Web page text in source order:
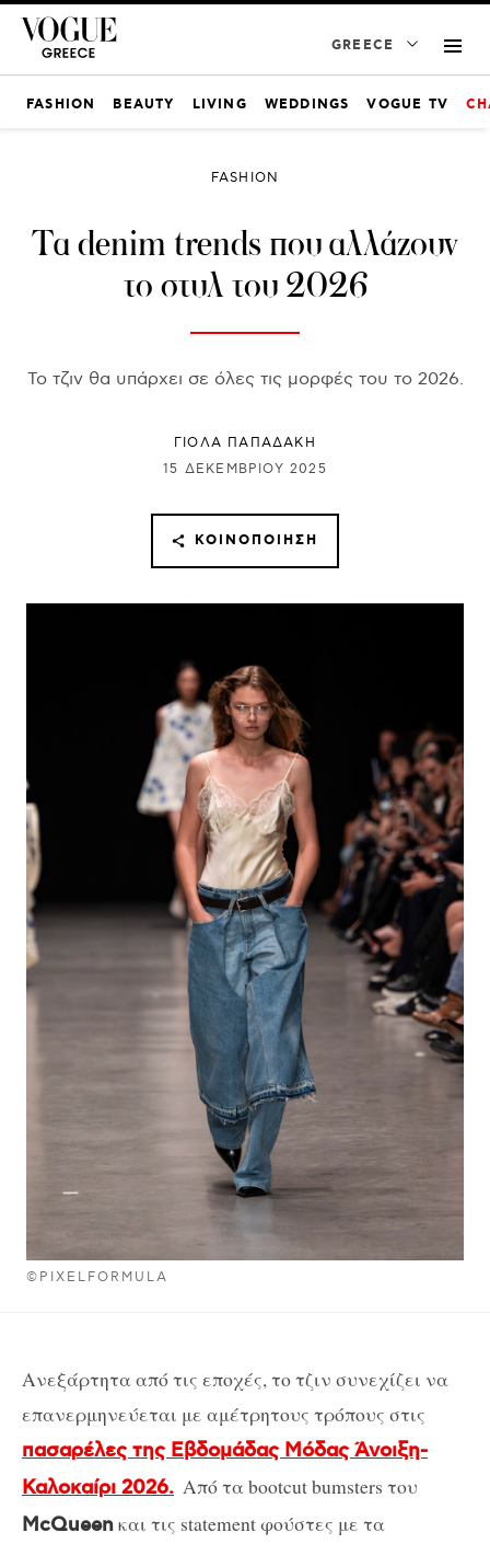
GREECE
FASHION BEAUTY LIVING WEDDINGS VOGUE TV
©PIXELFORMULA
FASHION
Τα denim trends που αλλάζουν
το στυλ του 2026
Το τζιν θα υπάρχει σε όλες τις μορφές του το 2026.
ΓΙΌΛΑ ΠΑΠΑΔΆΚΗ
15 ΔΕΚΕΜΒΡΊΟΥ 2025
ΚΟΙΝΟΠΟΊΗΣΗ
Ανεξάρτητα από τις εποχές, το τζιν συνεχίζει να
επανερμηνεύεται με αμέτρητους τρόπους στις
πασαρέλες της Εβδομάδας Μόδας Άνοιξη-
Καλοκαίρι 2026. Από τα bootcut bumsters του
McQueenκαι τις statement φούστες με τα